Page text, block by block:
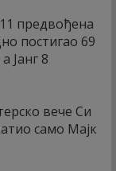
предвођена
постигао 69
Јанг 8
вече Си
само Мајк